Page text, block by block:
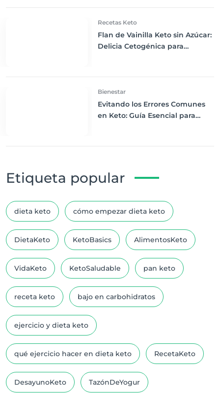
Recetas Keto
Flan de Vainilla Keto sin Azúcar:
Delicia Cetogénica para
Bienestar
Evitando los Errores Comunes
en Keto: Guía Esencial para
Etiqueta popular
dieta keto cómo empezar dieta keto
DietaKeto KetoBasics AlimentosKeto
VidaKeto KetoSaludable pan keto
receta keto bajo en carbohidratos
ejercicio y dieta keto
qué ejercicio hacer en dieta keto RecetaKeto
DesayunoKeto TazónDeYogur